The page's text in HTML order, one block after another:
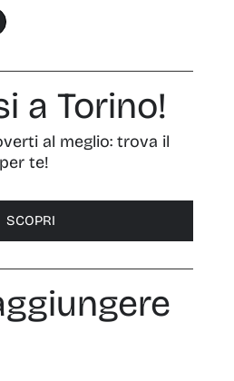
a Torino!
al meglio: trova il
te!
SCOPRI